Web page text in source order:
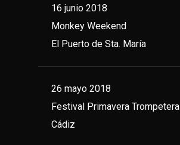
16 junio 2018
Monkey Weekend
El Puerto de Sta. María
26 mayo 2018
Festival Primavera Trompetera
Cádiz